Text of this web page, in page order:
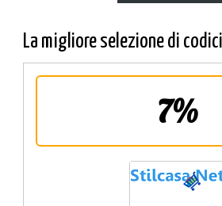
La migliore selezione di
7%